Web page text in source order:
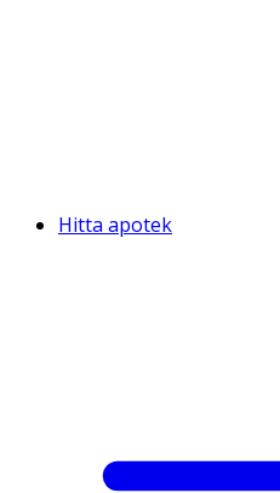
Hitta apotek